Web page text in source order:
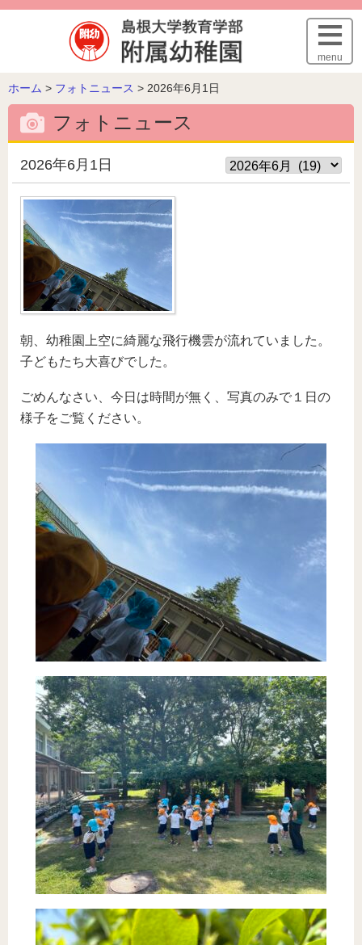
このページの本文へ
menu
こ
の
ー
ホーム > フォトニュース > 2026年6月1日
フォトニュース
2026年6月1日
朝、幼稚園上空に綺麗な飛行機雲が流れていました。
子どもたち大喜びでした。
ごめんなさい、今日は時間が無く、写真のみで１日の
様子をご覧ください。